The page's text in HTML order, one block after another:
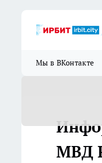
Мы в ВКонтакте
МВД